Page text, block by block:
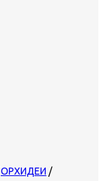
ОРХИДЕИ /